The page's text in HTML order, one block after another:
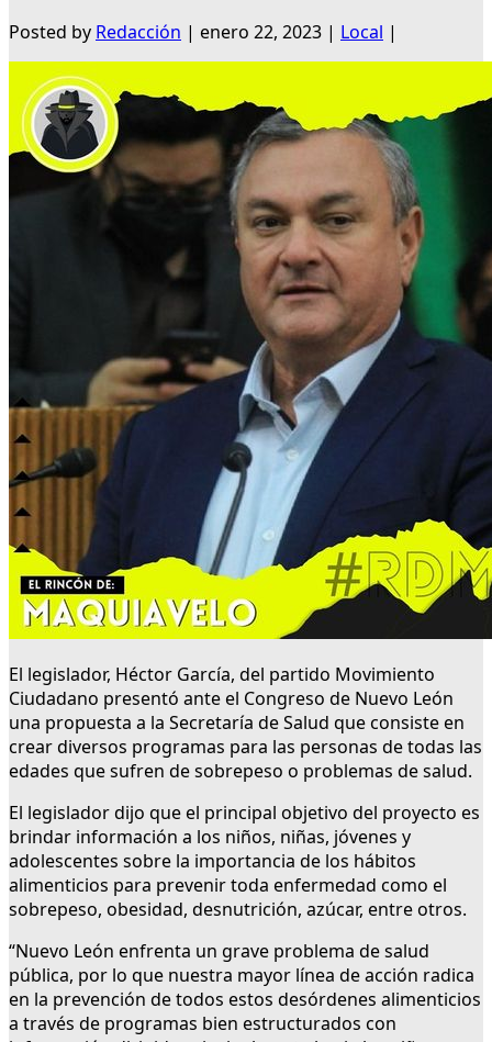
Posted by Redacción | enero 22, 2023 | Local |
El legislador, Héctor García, del partido Movimiento
Ciudadano presentó ante el Congreso de Nuevo León
una propuesta a la Secretaría de Salud que consiste en
crear diversos programas para las personas de todas las
edades que sufren de sobrepeso o problemas de salud.
El legislador dijo que el principal objetivo del proyecto es
brindar información a los niños, niñas, jóvenes y
adolescentes sobre la importancia de los hábitos
alimenticios para prevenir toda enfermedad como el
sobrepeso, obesidad, desnutrición, azúcar, entre otros.
“Nuevo León enfrenta un grave problema de salud
pública, por lo que nuestra mayor línea de acción radica
en la prevención de todos estos desórdenes alimenticios
a través de programas bien estructurados con